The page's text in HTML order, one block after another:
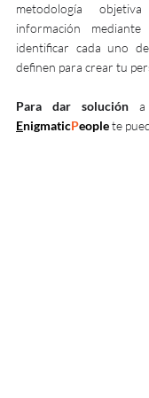
metodología
información
identificar cada uno
definen para crear tu
Para dar solución a
EnigmaticPeoplete